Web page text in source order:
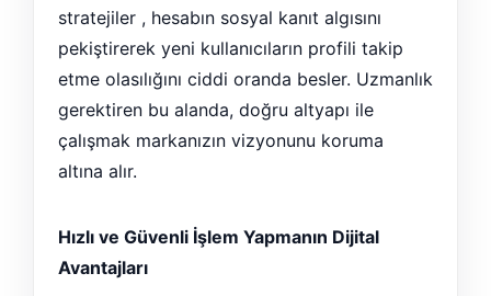
stratejiler , hesabın sosyal kanıt algısını
pekiştirerek yeni kullanıcıların profili takip
etme olasılığını ciddi oranda besler. Uzmanlık
gerektiren bu alanda, doğru altyapı ile
çalışmak markanızın vizyonunu koruma
altına alır.
Hızlı ve Güvenli İşlem Yapmanın Dijital
Avantajları